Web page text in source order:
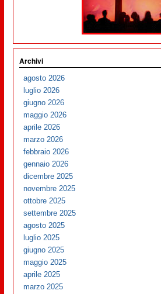
Archivi
agosto 2026
luglio 2026
giugno 2026
maggio 2026
aprile 2026
marzo 2026
febbraio 2026
gennaio 2026
dicembre 2025
novembre 2025
ottobre 2025
settembre 2025
agosto 2025
luglio 2025
giugno 2025
maggio 2025
aprile 2025
marzo 2025